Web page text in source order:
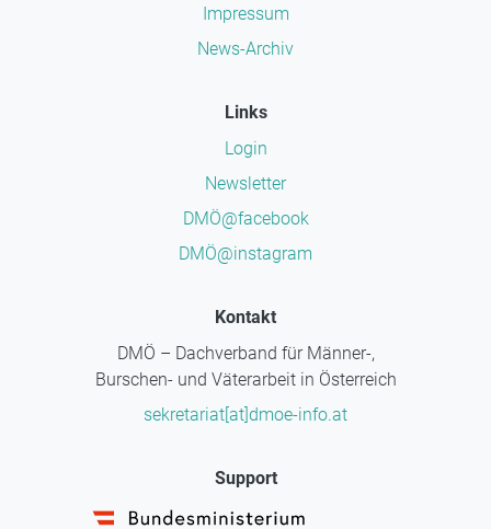
Impressum
News-Archiv
Links
Login
Newsletter
DMÖ@facebook
DMÖ@instagram
Kontakt
DMÖ – Dachverband für Männer-,
Burschen- und Väterarbeit in Österreich
sekretariat[at]dmoe-info.at
Support